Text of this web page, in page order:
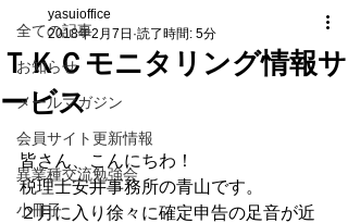
全ての記事
お知らせ
メールマガジン
会員サイト更新情報
異業種交流勉強会
小冊子
ＴＫＣモニタリング情報サ
ービス
yasuioffice
2018年2月7日 読了時間: 5分
皆さん、こんにちわ！
税理士安井事務所の青山です。
２月に入り徐々に確定申告の足音が近